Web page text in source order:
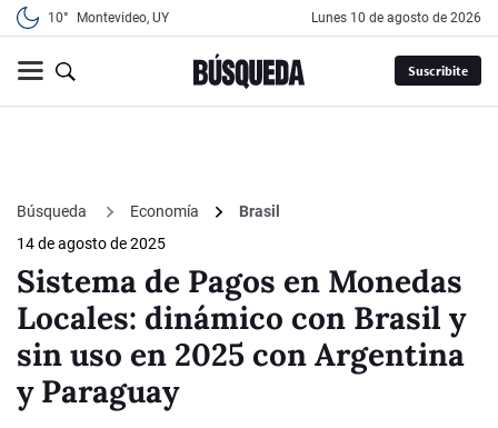
10° Montevideo, UY lunes 10 de agosto de 2026
Suscribite
Búsqueda Economía
Brasil
14 de agosto de 2025
Sistema de Pagos en Monedas
Locales: dinámico con Brasil y
sin uso en 2025 con Argentina
y Paraguay